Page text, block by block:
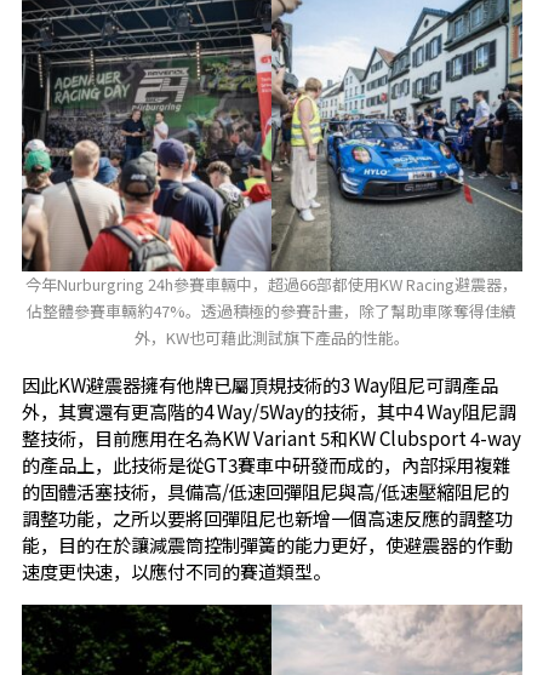
今年Nurburgring 24h參賽車輛中，超過66部都使用KW Racing避震器，
佔整體參賽車輛約47%。透過積極的參賽計畫，除了幫助車隊奪得佳績
外，KW也可藉此測試旗下產品的性能。
因此KW避震器擁有他牌已屬頂規技術的3 Way阻尼可調產品
外，其實還有更高階的4 Way/5Way的技術，其中4 Way阻尼調
整技術，目前應用在名為KW Variant 5和KW Clubsport 4-way
的產品上，此技術是從GT3賽車中研發而成的，內部採用複雜
的固體活塞技術，具備高/低速回彈阻尼與高/低速壓縮阻尼的
調整功能，之所以要將回彈阻尼也新增一個高速反應的調整功
能，目的在於讓減震筒控制彈簧的能力更好，使避震器的作動
速度更快速，以應付不同的賽道類型。